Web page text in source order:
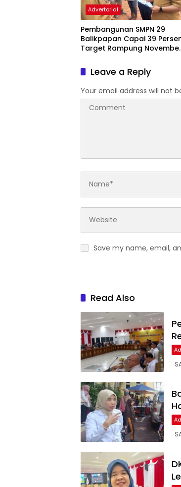
Advertorial
Pembangunan SMPN 29
Balikpapan Capai 39
Target Rampung
Leave a Reply
Your email address will not
Save my name, email,
Read Also